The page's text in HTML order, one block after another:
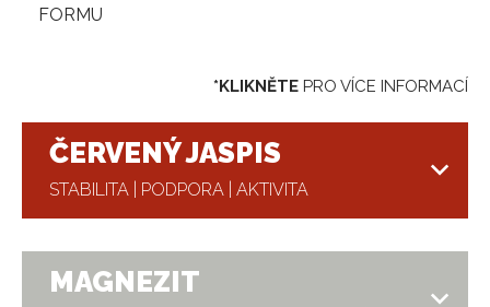
FORMU
*KLIKNĚTE PRO VÍCE INFORMACÍ
ČERVENÝ JASPIS
STABILITA | PODPORA | AKTIVITA
MAGNEZIT